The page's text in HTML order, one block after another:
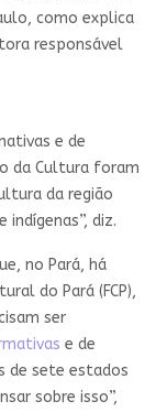
como explica
responsável
e de
da Cultura foram
da região
diz.
no Pará, há
do Pará (FCP),
ser
e de
de sete estados
sobre isso”,